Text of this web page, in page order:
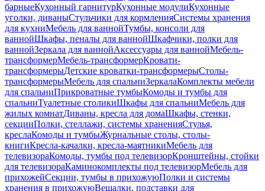
барныеКухонный гарнитурКухонные модулиКухонные
уголки, диваныСтульчики для кормленияСистемы хранения
для кухниМебель для ваннойТумбы, консоли для
ваннойШкафы, пеналы для ваннойШкафчики, полки для
ваннойЗеркала для ваннойАксессуары для ваннойМебель-
трансформерМебель-трансформерКровати-
трансформерыДетские кроватки-трансформерыСтолы-
трансформерыМебель для спальниЗеркалаКомплекты мебели
для спальниПрикроватные тумбыКомоды и тумбы для
спальниТуалетные столикиШкафы для спальниМебель для
жилых комнатДиваны, кресла для домаШкафы, стенки,
секцииПолки, стеллажи, системы храненияСтулья,
креслаКомоды и тумбыЖурнальные столы, столы-
книгиКресла-качалки, кресла-маятникиМебель для
телевизораКомоды, тумбы под телевизорКронштейны, стойки
для телевизораКаминокомплекты под телевизорМебель для
прихожейСекции, тумбы в прихожуюПолки и системы
хранения в прихожуюВешалки, подставки для